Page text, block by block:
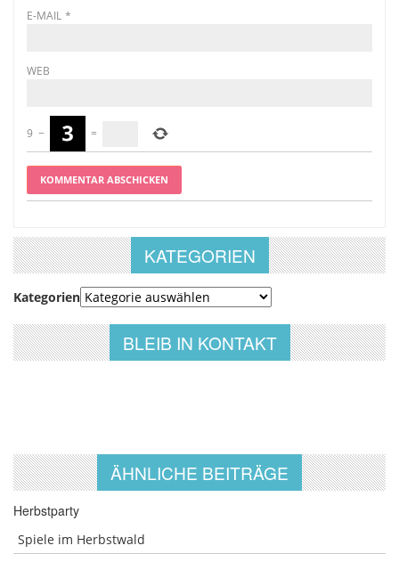
E-MAIL *
WEB
9 − =
KATEGORIEN
Kategorien
BLEIB IN KONTAKT
ÄHNLICHE BEITRÄGE
Herbstparty
Spiele im Herbstwald